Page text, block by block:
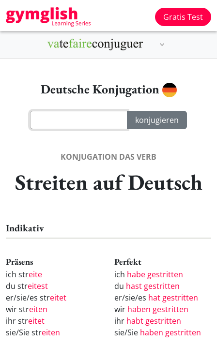
Gratis Test
Deutsche Konjugation
KONJUGATION DAS VERB
Streiten auf Deutsch
Indikativ
Präsens
ich streite
du streitest
er/sie/es streitet
wir streiten
ihr streitet
sie/Sie streiten
Perfekt
ich habe gestritten
du hast gestritten
er/sie/es hat gestritten
wir haben gestritten
ihr habt gestritten
sie/Sie haben gestritten